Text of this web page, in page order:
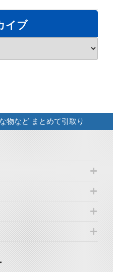
イブ
物など まとめて引取り